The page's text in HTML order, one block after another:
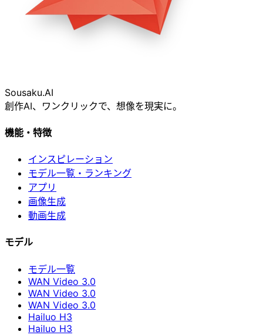
Sousaku.AI
創作AI、ワンクリックで、想像を現実に。
機能・特徴
インスピレーション
モデル一覧・ランキング
アプリ
画像生成
動画生成
モデル
モデル一覧
WAN Video 3.0
WAN Video 3.0
WAN Video 3.0
Hailuo H3
Hailuo H3